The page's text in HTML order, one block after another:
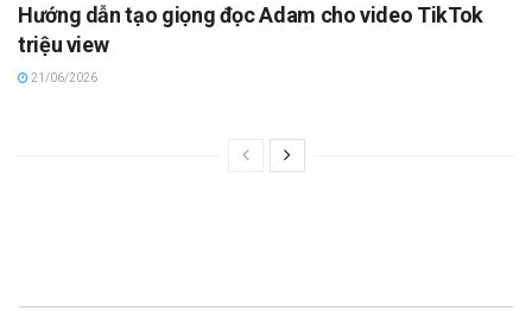
Hướng dẫn tạo giọng đọc Adam cho video TikTok
triệu view
21/06/2026